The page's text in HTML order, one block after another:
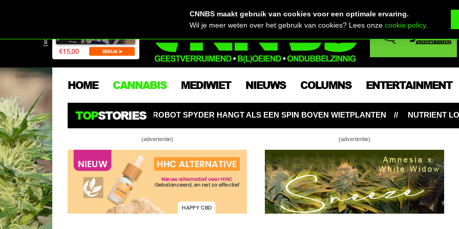
(advertentie)
(advertentie)
HOME CANNABIS MEDIWIET NIEUWS COLUMNS ENTERTAINMENT
TOPSTORIES
AI-KWEEKROBOT SPYDER HANGT ALS EEN SPIN BOVEN WIETPLANTEN NUTRIENT LOCKOUT: HONGERIGE
(advertentie) (advertentie)
Zijn kunstmatige wietzaden de toekomst? Hoe worden ze
CNNBS maakt gebruik van cookies voor een optimale ervaring.
Wil je meer weten over het gebruik van cookies? Lees onzecookie policy.